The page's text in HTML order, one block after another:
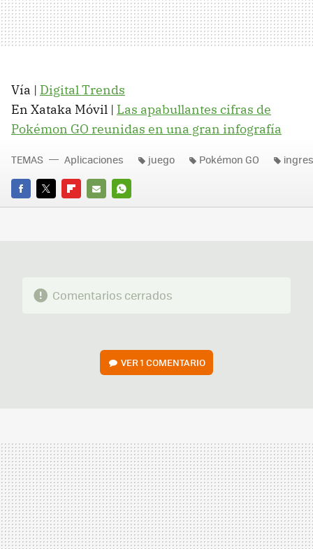
Vía | Digital Trends
En Xataka Móvil | Las apabullantes cifras de
Pokémon GO reunidas en una gran infografía
FACEBOOK
TWITTERFLIPBOARD
E-
WHATSAPP
TEMAS Aplicaciones juego Pokémon GO
Comentarios cerrados
VER1 COMENTARIO